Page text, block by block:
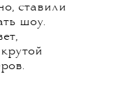
ставили
шоу.